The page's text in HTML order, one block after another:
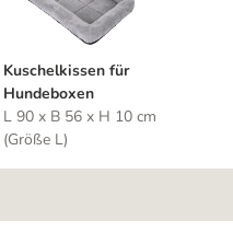
Kuschelkissen für
Hundeboxen
L 90 x B 56 x H 10 cm
(Größe L)